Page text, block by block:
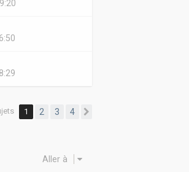
1 2 3 4
Aller à